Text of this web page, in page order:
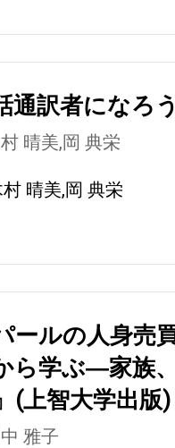
通訳者になろ
晴美,岡 典栄
晴美,岡 典栄
ールの人身売
ら学ぶ―家族
(上智大学出版)
雅子